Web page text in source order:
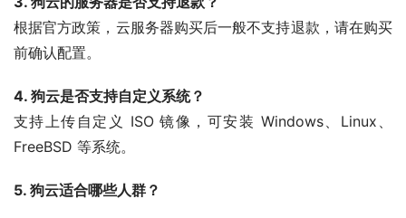
根据官方政策，云服务器购买后一般不支持退款，请在购买
前确认配置。
4. 狗云是否支持自定义系统？
支持上传自定义 ISO 镜像，可安装 Windows、Linux、
FreeBSD 等系统。
5. 狗云适合哪些人群？